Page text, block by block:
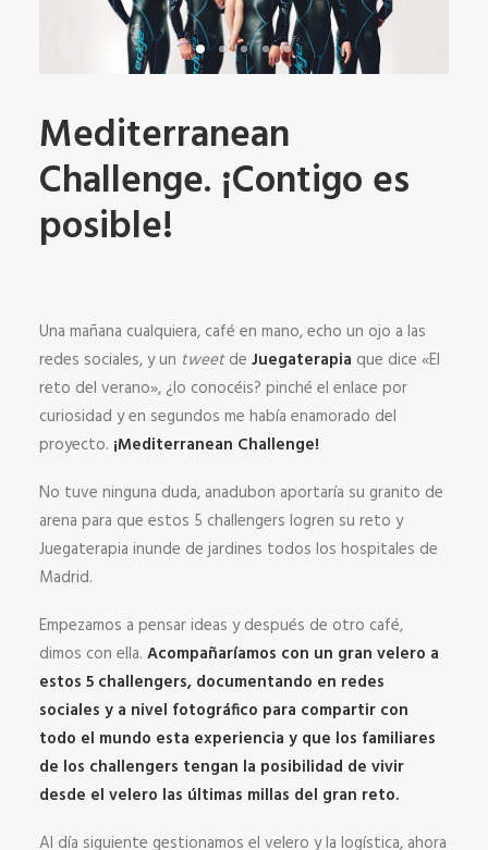
Mediterranean
Challenge. ¡Contigo es
posible!
Una mañana cualquiera, café en mano, echo un ojo a las
redes sociales, y un tweetde Juegaterapia que dice «El
reto del verano», ¿lo conocéis? pinché el enlace por
curiosidad y en segundos me había enamorado del
proyecto. ¡Mediterranean Challenge!
No tuve ninguna duda, anadubon aportaría su granito de
arena para que estos 5 challengers logren su reto y
Juegaterapia inunde de jardines todos los hospitales de
Madrid.
Empezamos a pensar ideas y después de otro café,
dimos con ella. Acompañaríamos con un gran velero a
estos 5 challengers, documentando en redes
sociales y a nivel fotográfico para compartir con
todo el mundo esta experiencia y que los familiares
de los challengers tengan la posibilidad de vivir
desde el velero las últimas millas del gran reto.
Al día siguiente gestionamos el velero y la logística, ahora